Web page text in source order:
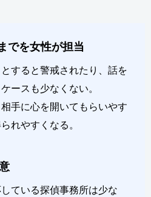
でを女性が担当
すると警戒されたり、話を
ースも少なくない。
手に心を開いてもらいやす
れやすくなる。
ている探偵事務所は少な